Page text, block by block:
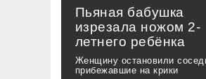
Пьяная бабушка
изрезала ножом 2-
летнего ребёнка
Женщину остановили
прибежавшие на крики